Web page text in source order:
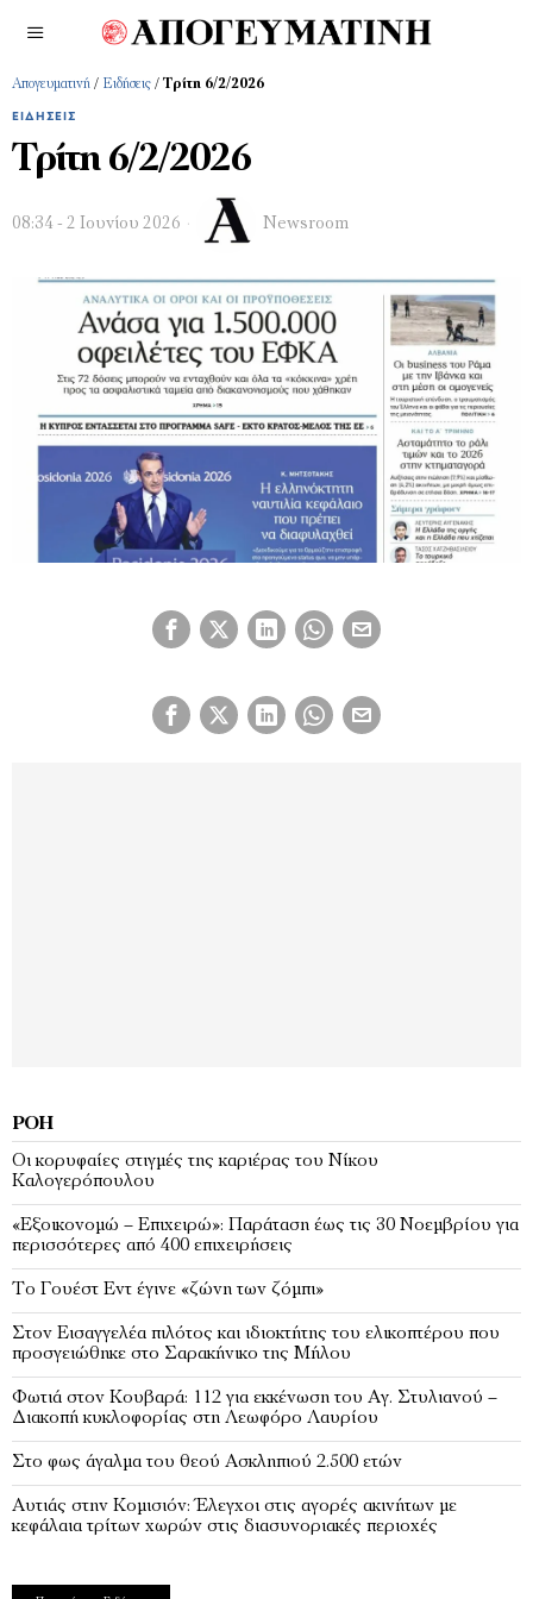
Απογευματινή / Ειδήσεις / Τρίτη 6/2/2026
ΕΙΔΉΣΕΙΣ
Τρίτη 6/2/2026
08:34 - 2 Ιουνίου 2026 Newsroom
ΡΟΉ
Οι κορυφαίες στιγμές της καριέρας του Νίκου
Καλογερόπουλου
«Εξοικονομώ – Επιχειρώ»: Παράταση έως τις 30 Νοεμβρίου για
περισσότερες από 400 επιχειρήσεις
Το Γουέστ Εντ έγινε «ζώνη των ζόμπι»
Στον Εισαγγελέα πιλότος και ιδιοκτήτης του ελικοπτέρου που
προσγειώθηκε στο Σαρακήνικο της Μήλου
Φωτιά στον Κουβαρά: 112 για εκκένωση του Αγ. Στυλιανού –
Διακοπή κυκλοφορίας στη Λεωφόρο Λαυρίου
Στο φως άγαλμα του θεού Ασκληπιού 2.500 ετών
Αυτιάς στην Κομισιόν: Έλεγχοι στις αγορές ακινήτων με
κεφάλαια τρίτων χωρών στις διασυνοριακές περιοχές